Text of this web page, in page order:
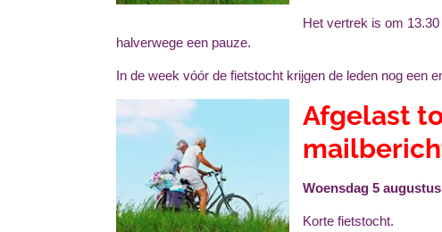
Het vertrek is om
halverwege een pauze.
In de week vóór de fietstocht krijgen de leden nog een
Afgelast
Woensdag 5
Korte fietstocht.